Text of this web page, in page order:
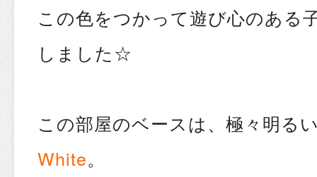
この色をつかって遊び心のある
しました☆
この部屋のベースは、極々明る
White。